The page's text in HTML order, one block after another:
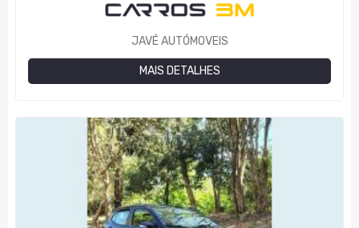
JAVÉ AUTÓMOVEIS
MAIS DETALHES